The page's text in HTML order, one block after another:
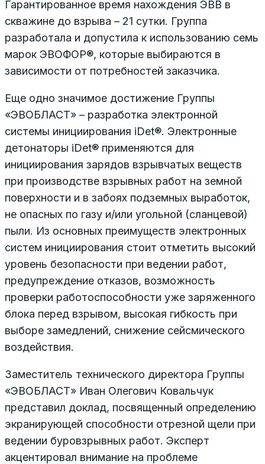
Гарантированное время нахождения ЭВВ в
скважине до взрыва – 21 сутки. Группа
разработала и допустила к использованию семь
марок ЭВОФОР®, которые выбираются в
зависимости от потребностей заказчика.
Еще одно значимое достижение Группы
«ЭВОБЛАСТ» – разработка электронной
системы инициирования iDet®. Электронные
детонаторы iDet® применяются для
инициирования зарядов взрывчатых веществ
при производстве взрывных работ на земной
поверхности и в забоях подземных выработок,
не опасных по газу и/или угольной (сланцевой)
пыли. Из основных преимуществ электронных
систем инициирования стоит отметить высокий
уровень безопасности при ведении работ,
предупреждение отказов, возможность
проверки работоспособности уже заряженного
блока перед взрывом, высокая гибкость при
выборе замедлений, снижение сейсмического
воздействия.
Заместитель технического директора Группы
«ЭВОБЛАСТ» Иван Олегович Ковальчук
представил доклад, посвященный определению
экранирующей способности отрезной щели при
ведении буровзрывных работ. Эксперт
акцентировал внимание на проблеме